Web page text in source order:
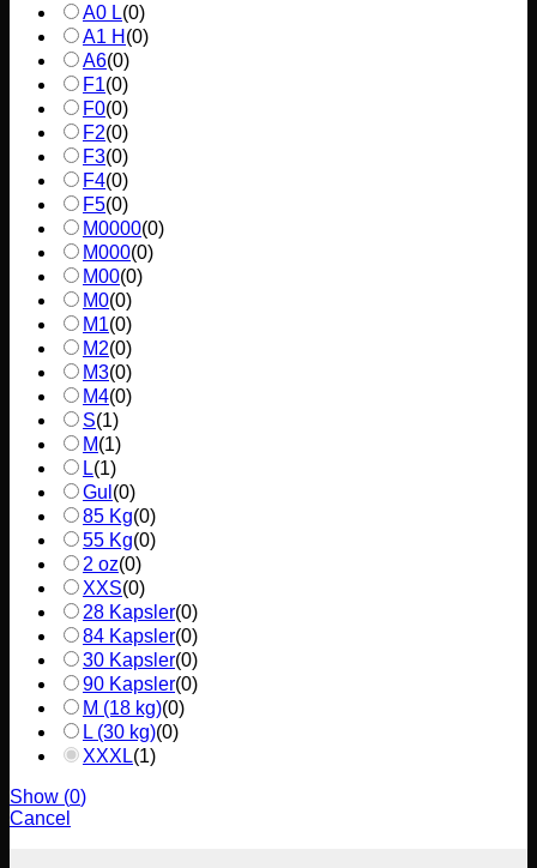
A0 L(0)
A1 H (0)
A6(0)
F1(0)
F0(0)
F2(0)
F3(0)
F4(0)
F5(0)
M0000(0)
M000(0)
M00(0)
M0(0)
M1(0)
M2(0)
M3(0)
M4(0)
S(1)
M(1)
L(1)
Gul (0)
85 Kg(0)
55 Kg(0)
2 oz(0)
XXS(0)
28 Kapsler(0)
84 Kapsler(0)
30 Kapsler(0)
90 Kapsler(0)
M (18 kg)(0)
L (30 kg)(0)
XXXL(1)
Show (0)
Cancel